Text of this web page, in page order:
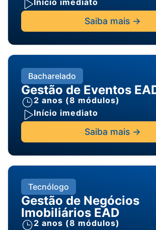
Início imediato
Saiba mais ->
Bacharelado
Gestão de Eventos
2 anos (8 módulos)
Início imediato
Saiba mais ->
Tecnólogo
Gestão de Negócios
Imobiliários EAD
2 anos (8 módulos)